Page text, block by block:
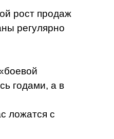
рост продаж
регулярно
годами, а в
ложатся с